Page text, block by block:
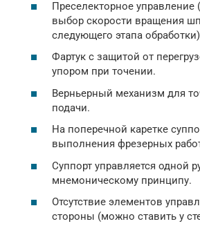
Преселекторное управление
выбор скорости вращения
следующего этапа
Фартук с защитой от
упором при точении.
Верньерный механизм для
подачи.
На поперечной каретке
выполнения фрезерных
Суппорт управляется одной
мнемоническому принципу.
Отсутствие элементов
стороны (можно ставить у